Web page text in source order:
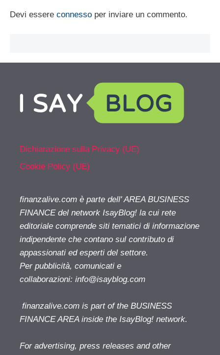
Devi essere connesso per inviare un commento.
Dichiarazione sulla Privacy (UE)
Cookie Policy (UE)
finanzalive.com è parte dell' AREA BUSINESS
FINANCE del network IsayBlog! la cui rete
editoriale comprende siti tematici di informazione
indipendente che contano sul contributo di
appassionati ed esperti del settore.
Per pubblicità, comunicati e
collaborazioni: info@isayblog.com
finanzalive.com is part of the BUSINESS
FINANCE AREA inside the IsayBlog! network.
For advertising, press releases and other